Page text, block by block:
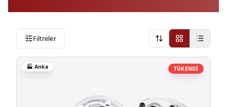
Filtreler Onerilen
TÜKENDİ
🏭Anka